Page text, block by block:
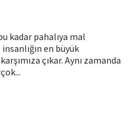
kadar pahalıya mal
en büyük
çıkar. Aynı zamanda